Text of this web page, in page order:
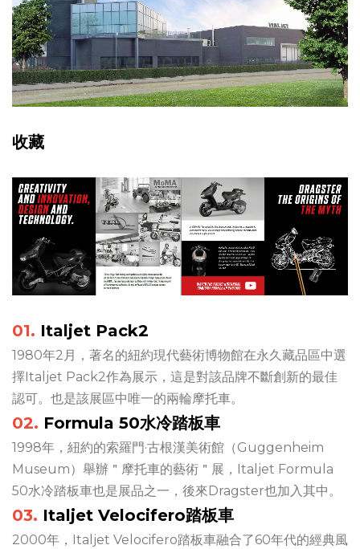
收藏
01. Italjet Pack2
1980年2月，著名的紐約現代藝術博物館在永久藏品區中選
擇Italjet Pack2作為展示，這是對該品牌不斷創新的最佳
認可。也是該展區中唯一的兩輪摩托車。
02. Formula 50水冷踏板車
1998年，紐約的索羅門·古根漢美術館（Guggenheim
Museum）舉辦＂摩托車的藝術＂展，Italjet Formula
50水冷踏板車也是展品之一，後來Dragster也加入其中。
03. Italjet Velocifero踏板車
2000年，Italjet Velocifero踏板車融合了60年代的經典風